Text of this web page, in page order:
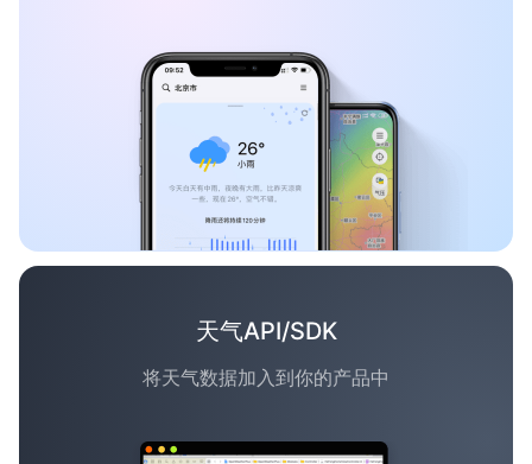
天气API/SDK
将天气数据加入到你的产品中